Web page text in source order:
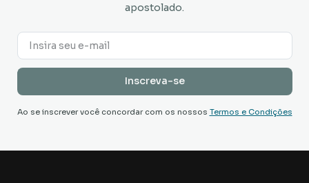
apostolado.
Ao se inscrever você concordar com os nossos Termos e Condições